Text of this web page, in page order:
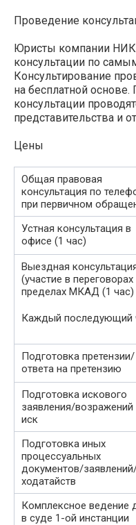
Проведение
Юристы компании
консультации по
Консультирование
на бесплатной
консультации
представительства и
Цены
Общая правовая
консультация по
при первичном
Устная консультация в
офисе (1 час)
Выездная
(участие в переговорах
пределах МКАД (1 час)
Каждый последующий
Подготовка претензии/
ответа на претензию
Подготовка искового
заявления/возражений
иск
Подготовка иных
процессуальных
документов/
ходатайств
Комплексное ведение
в суде 1-ой инстанции